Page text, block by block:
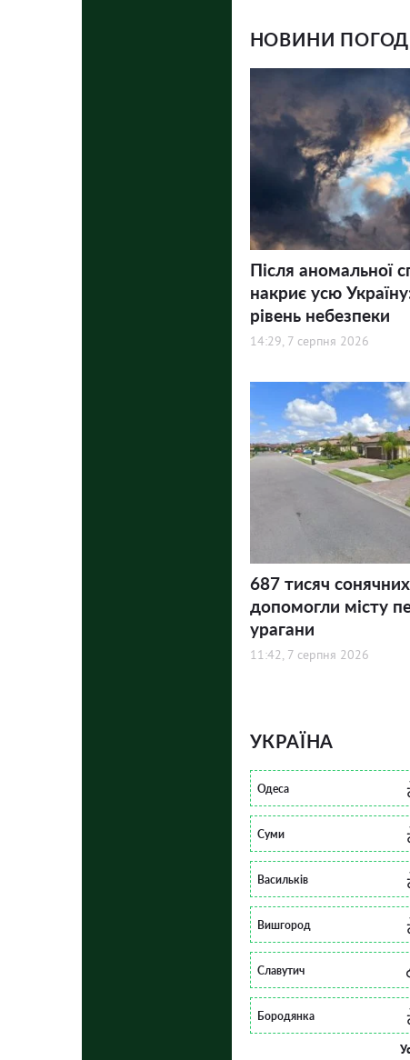
НОВИНИ
Після аномальної
накриє усю
рівень небезпеки
14:29, 7 серпня 2026
687 тисяч
допомогли місту
урагани
11:42, 7 серпня 2026
УКРАЇНА
Одеса
Суми
Васильків
Вишгород
Славутич
Бородянка